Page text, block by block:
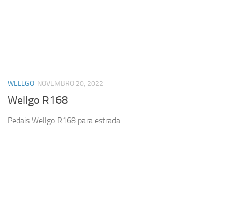
WELLGO NOVEMBRO 20, 2022
Wellgo R168
Pedais Wellgo R168 para estrada